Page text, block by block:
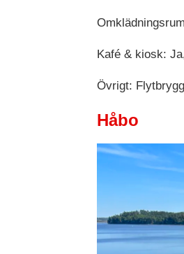
Kafé & kiosk:
Övrigt:
Håbo